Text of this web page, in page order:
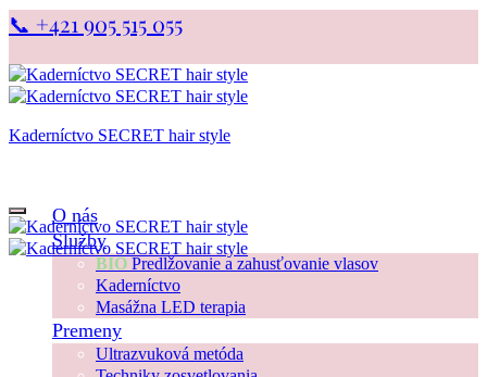
📞 +421 905 515 055
Kaderníctvo SECRET hair style
O nás
Služby
BIO Predlžovanie a zahusťovanie vlasov
Kaderníctvo
Masážna LED terapia
Premeny
Ultrazvuková metóda